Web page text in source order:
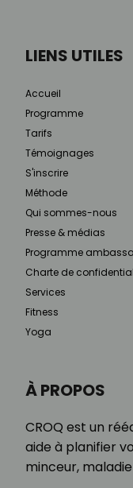
À PROPOS
CROQ est un
aide à planifier
minceur,
LIENS UTILES
Accueil
Programme
Tarifs
Témoignages
S'inscrire
Méthode
Qui sommes-nous
Presse & médias
Programme
Charte de
Services
Fitness
Yoga